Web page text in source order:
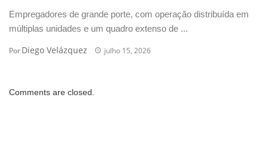
Empregadores de grande porte, com operação distribuída em
múltiplas unidades e um quadro extenso de ...
PorDiego Velázquez julho 15, 2026
Comments are closed.